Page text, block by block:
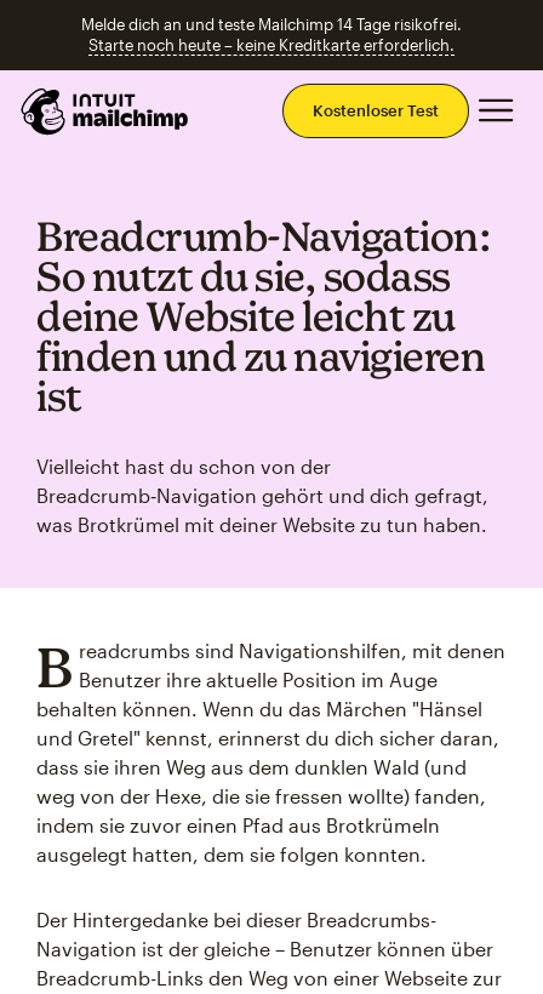
Melde dich an und teste Mailchimp 14 Tage risikofrei.
Starte noch heute – keine Kreditkarte erforderlich.
Kostenloser Test
Breadcrumb‑Navigation:
So nutzt du sie, sodass
deine Website leicht zu
finden und zu navigieren
ist
Vielleicht hast du schon von der
Breadcrumb‑Navigation gehört und dich gefragt,
was Brotkrümel mit deiner Website zu tun haben.
B readcrumbs sind Navigationshilfen, mit denen
Benutzer ihre aktuelle Position im Auge
behalten können. Wenn du das Märchen "Hänsel
und Gretel" kennst, erinnerst du dich sicher daran,
dass sie ihren Weg aus dem dunklen Wald (und
weg von der Hexe, die sie fressen wollte) fanden,
indem sie zuvor einen Pfad aus Brotkrümeln
ausgelegt hatten, dem sie folgen konnten.
Der Hintergedanke bei dieser Breadcrumbs-
Navigation ist der gleiche – Benutzer können über
Breadcrumb-Links den Weg von einer Webseite zur